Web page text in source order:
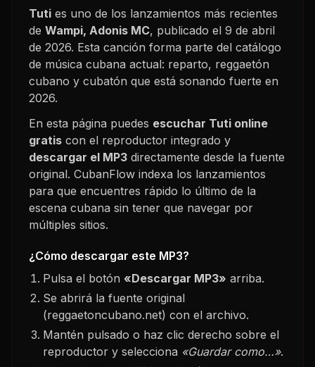
Tuti es uno de los lanzamientos más recientes
de Wampi, Adonis MC, publicado el 9 de abril
de 2026. Esta canción forma parte del catálogo
de música cubana actual: reparto, reggaetón
cubano y cubatón que está sonando fuerte en
2026.
En esta página puedes escuchar Tuti online
gratis con el reproductor integrado y
descargar el MP3 directamente desde la fuente
original. CubanFlow indexa los lanzamientos
para que encuentres rápido lo último de la
escena cubana sin tener que navegar por
múltiples sitios.
¿Cómo descargar este MP3?
Pulsa el botón «Descargar MP3» arriba.
Se abrirá la fuente original
(reggaetoncubano.net) con el archivo.
Mantén pulsado o haz clic derecho sobre el
reproductor y selecciona «Guardar como…».